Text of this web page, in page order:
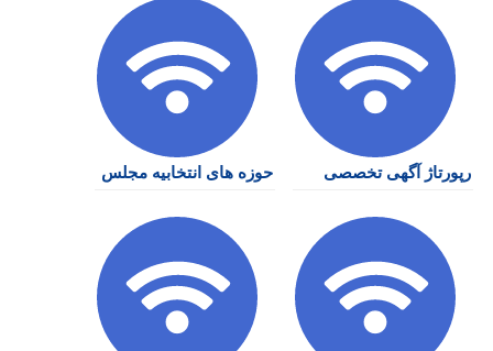
رپورتاژ آگهی تخصصی حوزه های انتخابیه مجلس